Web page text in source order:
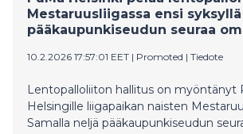
Mestaruusliigassa ensi
pääkaupunkiseudun seuraa
10.2.2026 17:57:01 EET | Promoted | Tiedote
Lentopalloliiton hallitus on myöntänyt
Helsingille liigapaikan naisten
Samalla neljä pääkaupunkiseudun